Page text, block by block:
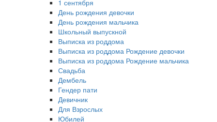
1 сентября
День рождения девочки
День рождения мальчика
Школьный выпускной
Выписка из роддома
Выписка из роддома Рождение девочки
Выписка из роддома Рождение мальчика
Свадьба
Дембель
Гендер пати
Девичник
Для Взрослых
Юбилей